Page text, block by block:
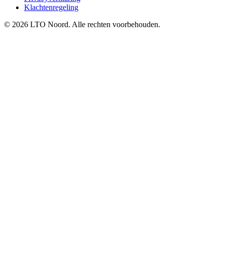
Klachtenregeling
© 2026 LTO Noord. Alle rechten voorbehouden.